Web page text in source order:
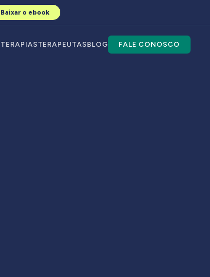
TERAPIASTERAPEUTASBLOG FALE CONOSCO
Baixar o ebook